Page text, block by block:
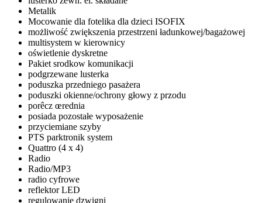
Metalik
Mocowanie dla fotelika dla dzieci ISOFIX
możliwość zwiększenia przestrzeni ładunkowej/bagażowej
multisystem w kierownicy
oświetlenie dyskretne
Pakiet srodkow komunikacji
podgrzewane lusterka
poduszka przedniego pasażera
poduszki okienne/ochrony głowy z przodu
porêcz œrednia
posiada pozostałe wyposażenie
przyciemiane szyby
PTS parktronik system
Quattro (4 x 4)
Radio
Radio/MP3
radio cyfrowe
reflektor LED
regulowanie dzwigni